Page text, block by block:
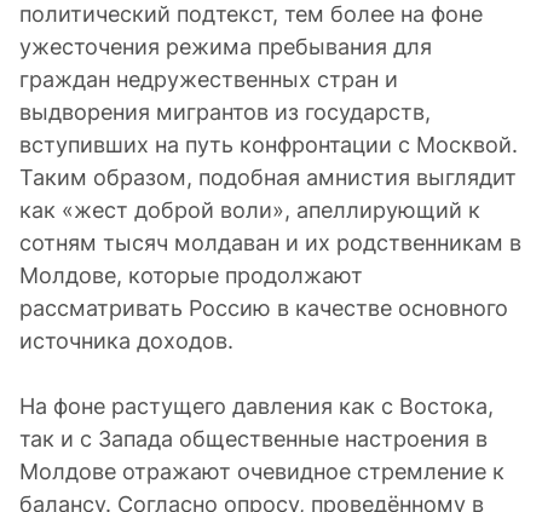
политический подтекст, тем более на фоне
ужесточения режима пребывания для
граждан недружественных стран и
выдворения мигрантов из государств,
вступивших на путь конфронтации с Москвой.
Таким образом, подобная амнистия выглядит
как «жест доброй воли», апеллирующий к
сотням тысяч молдаван и их родственникам в
Молдове, которые продолжают
рассматривать Россию в качестве основного
источника доходов.
На фоне растущего давления как с Востока,
так и с Запада общественные настроения в
Молдове отражают очевидное стремление к
балансу. Согласно опросу, проведённому в